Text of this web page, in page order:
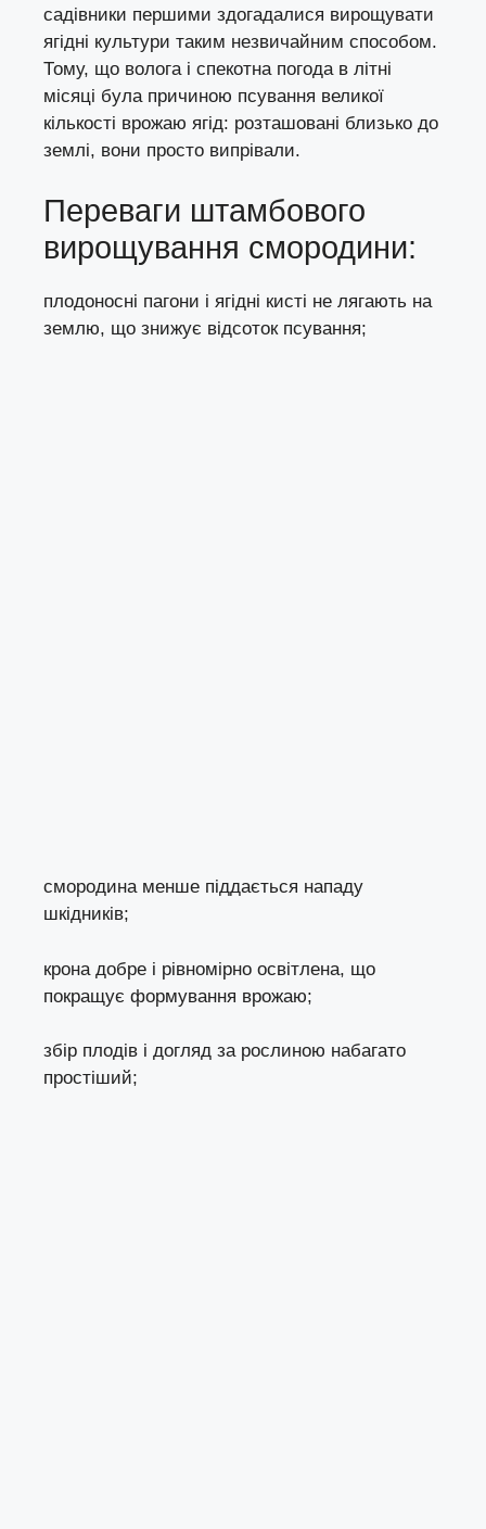
садівники першими здогадалися вирощувати
ягідні культури таким незвичайним способом.
Тому, що волога і спекотна погода в літні
місяці була причиною псування великої
кількості врожаю ягід: розташовані близько до
землі, вони просто випрівали.
Переваги штамбового
вирощування смородини:
плодоносні пагони і ягідні кисті не лягають на
землю, що знижує відсоток псування;
смородина менше піддається нападу
шкідників;
крона добре і рівномірно освітлена, що
покращує формування врожаю;
збір плодів і догляд за рослиною набагато
простіший;